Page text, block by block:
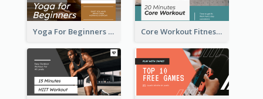
Yoga For Beginners Fitness YouTube Thumbnail Core Workout Fitness YouTube Thumbnail